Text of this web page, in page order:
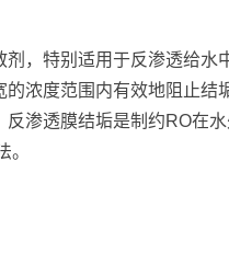
，特别适用于反渗透给水
浓度范围内有效地阻止结
渗透膜结垢是制约RO在
。